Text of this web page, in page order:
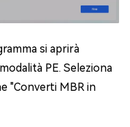
si aprirà
PE. Seleziona
"Converti MBR in